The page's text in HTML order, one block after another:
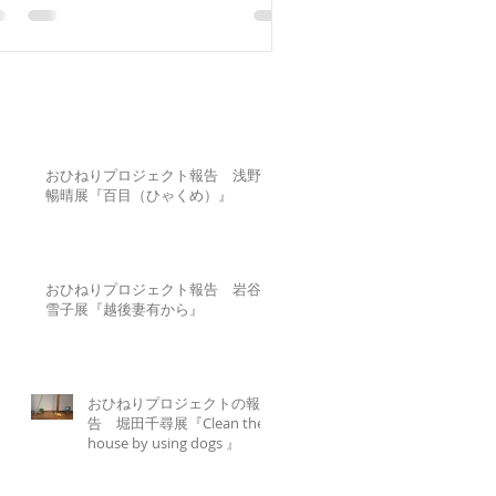
おひねりプロジェクト報告 浅野
暢晴展『百目（ひゃくめ）』
おひねりプロジェクト報告 岩谷
雪子展『越後妻有から』
おひねりプロジェクトの報
告 堀田千尋展『Clean the
house by using dogs 』